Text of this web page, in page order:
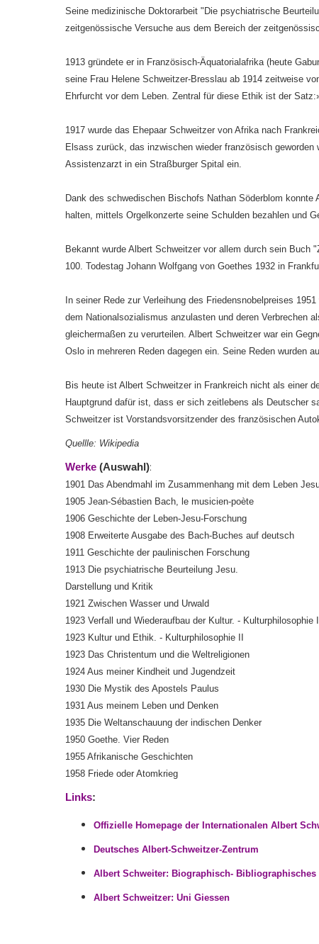
Seine medizinische Doktorarbeit "Die psychiatrische
zeitgenössische Versuche aus dem Bereich der
1913 gründete er in Französisch-Äquatorialafrika (heute
seine Frau Helene Schweitzer-Bresslau ab 1914 zeitweise
Ehrfurcht vor dem Leben. Zentral für diese Ethik ist der
1917 wurde das Ehepaar Schweitzer von Afrika nach
Elsass zurück, das inzwischen wieder französisch
Assistenzarzt in ein Straßburger Spital ein.
Dank des schwedischen Bischofs Nathan Söderblom
halten, mittels Orgelkonzerte seine Schulden bezahlen und
Bekannt wurde Albert Schweitzer vor allem durch sein Buch
100. Todestag Johann Wolfgang von Goethes 1932 in
In seiner Rede zur Verleihung des Friedensnobelpreises
dem Nationalsozialismus anzulasten und deren Verbrechen
gleichermaßen zu verurteilen. Albert Schweitzer war ein
Oslo in mehreren Reden dagegen ein. Seine Reden wurden
Bis heute ist Albert Schweitzer in Frankreich nicht als einer
Hauptgrund dafür ist, dass er sich zeitlebens als Deutscher
Schweitzer ist Vorstandsvorsitzender des französischen
Quellle: Wikipedia
Werke (Auswahl):
1901 Das Abendmahl im Zusammenhang mit dem Leben
1905 Jean-Sébastien Bach, le musicien-poète
1906 Geschichte der Leben-Jesu-Forschung
1908 Erweiterte Ausgabe des Bach-Buches auf deutsch
1911 Geschichte der paulinischen Forschung
1913 Die psychiatrische Beurteilung Jesu.
Darstellung und Kritik
1921 Zwischen Wasser und Urwald
1923 Verfall und Wiederaufbau der Kultur. - Kulturphilosophie I
1923 Kultur und Ethik. - Kulturphilosophie II
1923 Das Christentum und die Weltreligionen
1924 Aus meiner Kindheit und Jugendzeit
1930 Die Mystik des Apostels Paulus
1931 Aus meinem Leben und Denken
1935 Die Weltanschauung der indischen Denker
1950 Goethe. Vier Reden
1955 Afrikanische Geschichten
1958 Friede oder Atomkrieg
Links:
Offizielle Homepage der Internationalen Albert
Deutsches Albert-Schweitzer-Zentrum
Albert Schweiter: Biographisch- Bibliographisches
Albert Schweitzer: Uni Giessen